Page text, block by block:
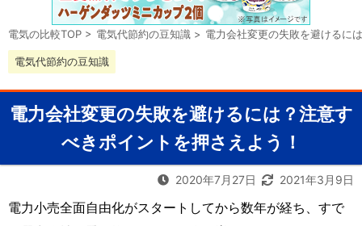
電気の比較TOP > 電気代節約の豆知識 > 電力会社変更の失敗を避けるに
電気代節約の豆知識
電力会社変更の失敗を避けるには？注意す
べきポイントを押さえよう！
2020年7月27日 2021年3月9日
電力小売全面自由化がスタートしてから数年が経ち、すで